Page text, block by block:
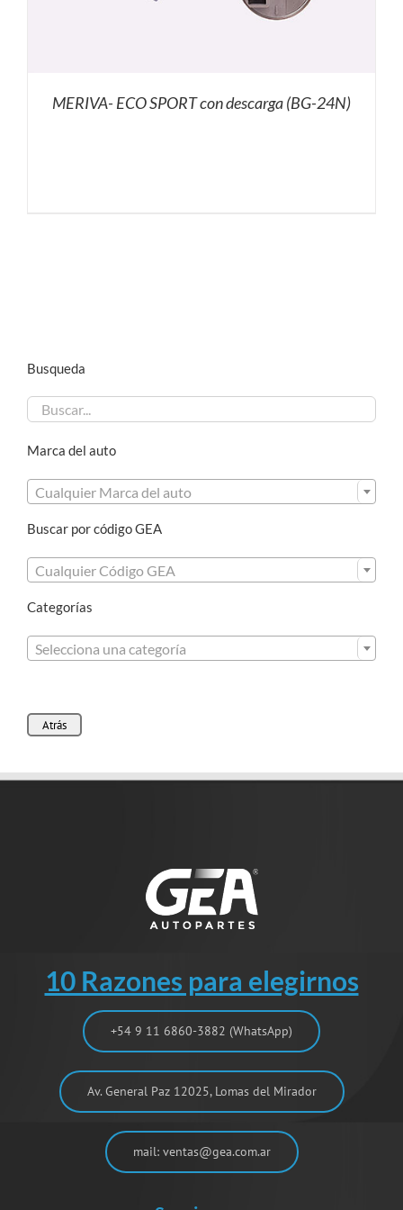
MERIVA- ECO SPORT con descarga (BG-24N)
Busqueda
Marca del auto
Cualquier Marca del auto
Buscar por código GEA
Cualquier Código GEA
Categorías
Selecciona una categoría
Atrás
10 Razones para elegirnos
+54 9 11 6860-3882 (WhatsApp)
Av. General Paz 12025, Lomas del Mirador
mail: ventas@gea.com.ar